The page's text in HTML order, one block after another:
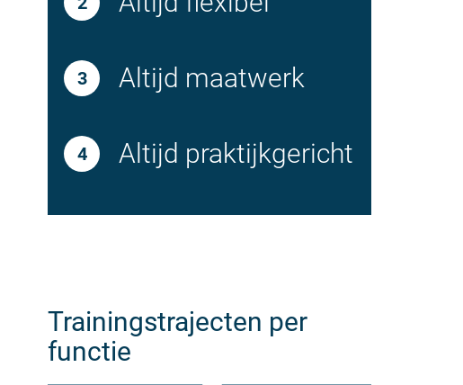
Altijd maatwerk
Altijd praktijkgericht
Trainingstrajecten per
functie